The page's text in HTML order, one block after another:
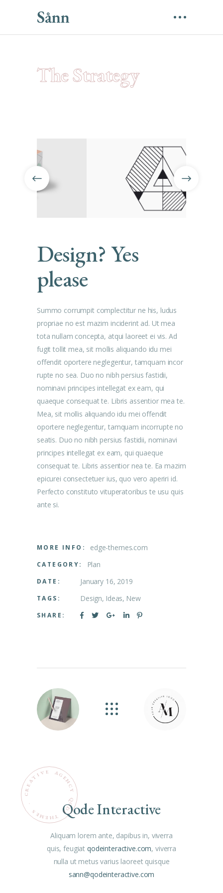
The Strategy
Design? Yes
please
Summo corrumpit complectitur ne his, ludus
propriae no est mazim inciderint ad. Ut mea
tota nullam concepta, atqui laoreet ei vis. Ad
fugit tollit mea, sit mollis aliquando idu mei
offendit oportere neglegentur, tamquam incor
rupte no sea. Duo no nibh persius fastidii,
nominavi principes intellegat ex eam, qui
quaeque consequat te. Libris assentior mea te.
Mea, sit mollis aliquando idu mei offendit
oportere neglegentur, tamquam incorrupte no
seatis. Duo no nibh persius fastidii, nominavi
principes intellegat ex eam, qui quaeque
consequat te. Libris assentior nea te. Ea mazim
epicurei consectetuer ius, quo vero aperiri id.
Perfecto constituto vituperatoribus te usu quis
ante si.
MORE INFO: edge-themes.com
CATEGORY: Plan
DATE: January 16, 2019
TAGS: Design Ideas New
SHARE:
C
R
E
A
T I V E AGE
N
C
Y
Q
O
D
E
T
H
E
M
E
S
. Qode Interactive
Aliquam lorem ante, dapibus in, viverra
quis, feugiat qodeinteractive.com, viverra
nulla ut metus varius laoreet quisque
sann@qodeinteractive.com